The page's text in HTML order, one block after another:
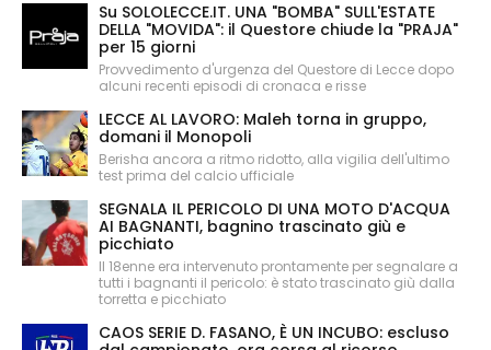
Su SOLOLECCE.IT. UNA "BOMBA" SULL'ESTATE
DELLA "MOVIDA": il Questore chiude la "PRAJA"
per 15 giorni
Provvedimento d'urgenza del Questore di Lecce dopo
alcuni recenti episodi di cronaca e risse
LECCE AL LAVORO: Maleh torna in gruppo,
domani il Monopoli
Berisha ancora a ritmo ridotto, alla vigilia dell'ultimo
test prima del calcio ufficiale
SEGNALA IL PERICOLO DI UNA MOTO D'ACQUA
AI BAGNANTI, bagnino trascinato giù e
picchiato
Il 18enne era intervenuto prontamente per segnalare a
tutti i bagnanti il pericolo: è stato trascinato giù dalla
torretta e picchiato
CAOS SERIE D. FASANO, È UN INCUBO: escluso